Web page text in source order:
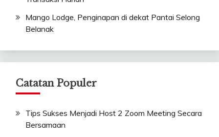
Mango Lodge, Penginapan di dekat Pantai Selong
Belanak
Catatan Populer
Tips Sukses Menjadi Host 2 Zoom Meeting Secara
Bersamaan